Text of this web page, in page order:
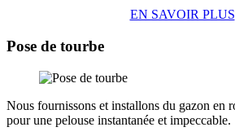
EN SAVOIR PLUS
Pose de tourbe
Nous fournissons et installons du gazon en
pour une pelouse instantanée et impeccable.